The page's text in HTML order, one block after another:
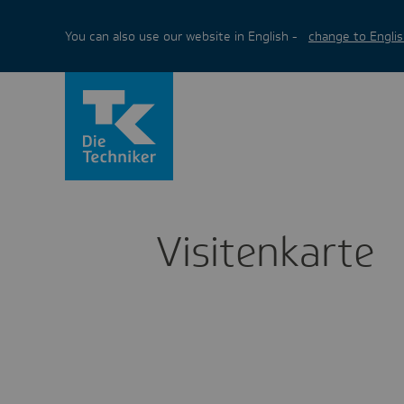
You can also use our website in English - change to
Visi­ten­karte